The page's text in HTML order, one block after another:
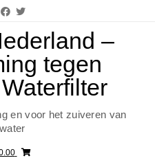
–
tegen
en voor het zuiveren van